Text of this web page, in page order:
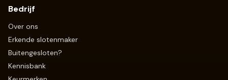
Bedrijf
Over ons
Erkende slotenmaker
Buitengesloten?
Kennisbank